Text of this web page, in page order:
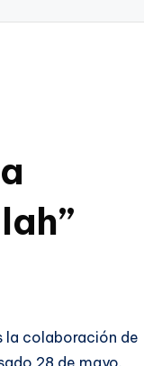
la colaboración de
28 de mayo.